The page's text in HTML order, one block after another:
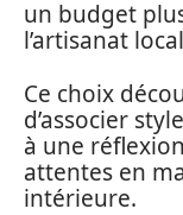
un budget
l’artisanat
Ce choix
d’associer
à une
attentes en
intérieure.